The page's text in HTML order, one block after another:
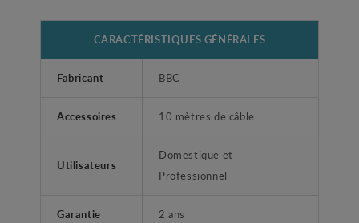
CARACTÉRISTIQUES GÉNÉRALES
Fabricant BBC
Accessoires 10 mètres de câble
Utilisateurs
Domestique et
Professionnel
Garantie 2 ans